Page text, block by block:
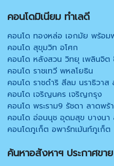
คอนโดมิเนียม ทำเลดี
คอนโด ทองหล่อ เอกมัย พร้อ
คอนโด สุขุมวิท อโศก
คอนโด หลังสวน วิทยุ เพลินจิต
คอนโด ราชเทวี พหลโยธิน
คอนโด ราชดำริ สีลม นราธิวาส
คอนโด เจริญนคร เจริญกรุง
คอนโด พระราม9 รัชดา ลาดพร้
คอนโด อ่อนนุช อุดมสุข บางนา
คอนโดภูเก็ต อพาร์ทเม้นท์ภูเก็ต
ค้นหาอสังหาฯ ประกาศขาย